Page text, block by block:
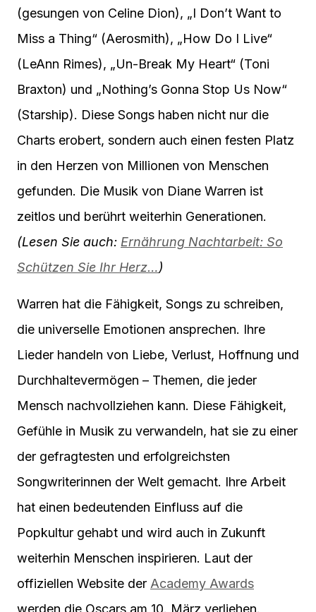
(gesungen von Celine Dion), „I Don’t Want to
Miss a Thing“ (Aerosmith), „How Do I Live“
(LeAnn Rimes), „Un-Break My Heart“ (Toni
Braxton) und „Nothing’s Gonna Stop Us Now“
(Starship). Diese Songs haben nicht nur die
Charts erobert, sondern auch einen festen Platz
in den Herzen von Millionen von Menschen
gefunden. Die Musik von Diane Warren ist
zeitlos und berührt weiterhin Generationen.
(Lesen Sie auch: Ernährung Nachtarbeit: So
Schützen Sie Ihr Herz…)
Warren hat die Fähigkeit, Songs zu schreiben,
die universelle Emotionen ansprechen. Ihre
Lieder handeln von Liebe, Verlust, Hoffnung und
Durchhaltevermögen – Themen, die jeder
Mensch nachvollziehen kann. Diese Fähigkeit,
Gefühle in Musik zu verwandeln, hat sie zu einer
der gefragtesten und erfolgreichsten
Songwriterinnen der Welt gemacht. Ihre Arbeit
hat einen bedeutenden Einfluss auf die
Popkultur gehabt und wird auch in Zukunft
weiterhin Menschen inspirieren. Laut der
offiziellen Website der Academy Awards